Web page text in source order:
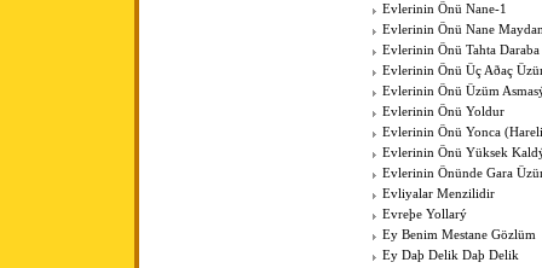
Evlerinin Önü Nane-1
Evlerinin Önü Nane
Evlerinin Önü Tahta Daraba
Evlerinin Önü Üç Aðaç
Evlerinin Önü Üzüm
Evlerinin Önü Yoldur
Evlerinin Önü Yonca
Evlerinin Önü Yüksek
Evlerinin Önünde Gara
Evliyalar Menzilidir
Evreþe Yollarý
Ey Benim Mestane Gözlüm
Ey Daþ Delik Daþ Delik